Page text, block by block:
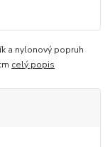
a nylonový popruh
celý popis